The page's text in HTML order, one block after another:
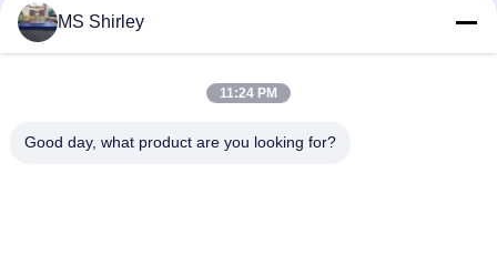
産業テスト重量
人気カテゴリ すべて
トラックのスケール
MS Shirley
11:24 PM
Good day, what product are you looking for?